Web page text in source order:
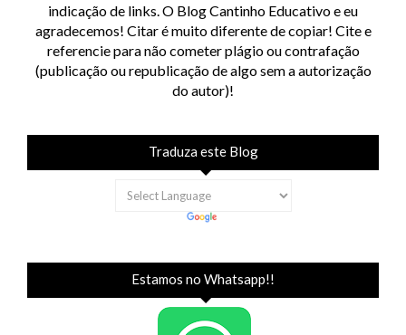
indicação de links. O Blog Cantinho Educativo e eu
agradecemos! Citar é muito diferente de copiar! Cite e
referencie para não cometer plágio ou contrafação
(publicação ou republicação de algo sem a autorização
do autor)!
Traduza este Blog
Estamos no Whatsapp!!